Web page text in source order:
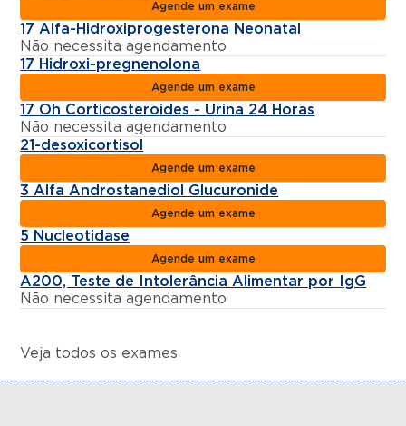
Agende um exame
17 Alfa-Hidroxiprogesterona Neonatal
Não necessita agendamento
17 Hidroxi-pregnenolona
Agende um exame
17 Oh Corticosteroides - Urina 24 Horas
Não necessita agendamento
21-desoxicortisol
Agende um exame
3 Alfa Androstanediol Glucuronide
Agende um exame
5 Nucleotidase
Agende um exame
A200, Teste de Intolerância Alimentar por IgG
Não necessita agendamento
Veja todos os exames